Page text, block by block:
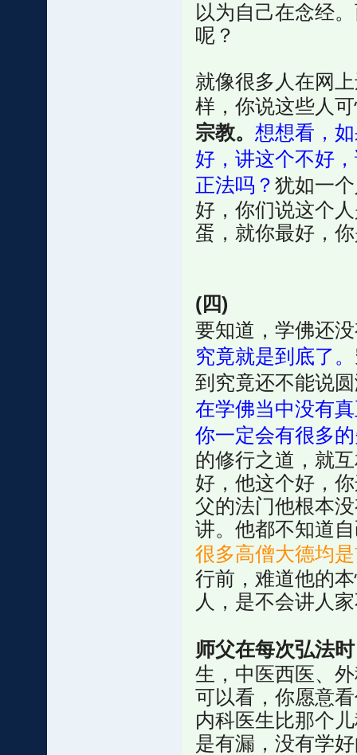
以为自己在念经
呢？
就像很多人在网
样，你说这些人
宗教。 想想看，
好，讲这个不好
正法吗？ 犹如一
好，你们说这个
蛋，就你最好，
(四)
要知道，学佛还
究竟就是到底了。
到究竟还不能说
在学佛当中没有
你一定会有很多
的修行之道，就
好，他这个好，
父的法门他根本
讲。他都不知道
很多高僧大德均
行前，难道他的
人，是不会讲人
师父在每次弘法
生，中医西医、
可以看，你愿意
内科医生比那个
是有漏，没有学